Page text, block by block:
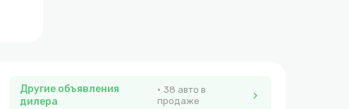
Другие объявления
дилера
38 авто в
продаже
chevron_right